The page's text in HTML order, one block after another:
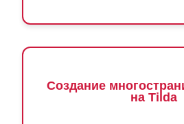
Создание
на Tilda